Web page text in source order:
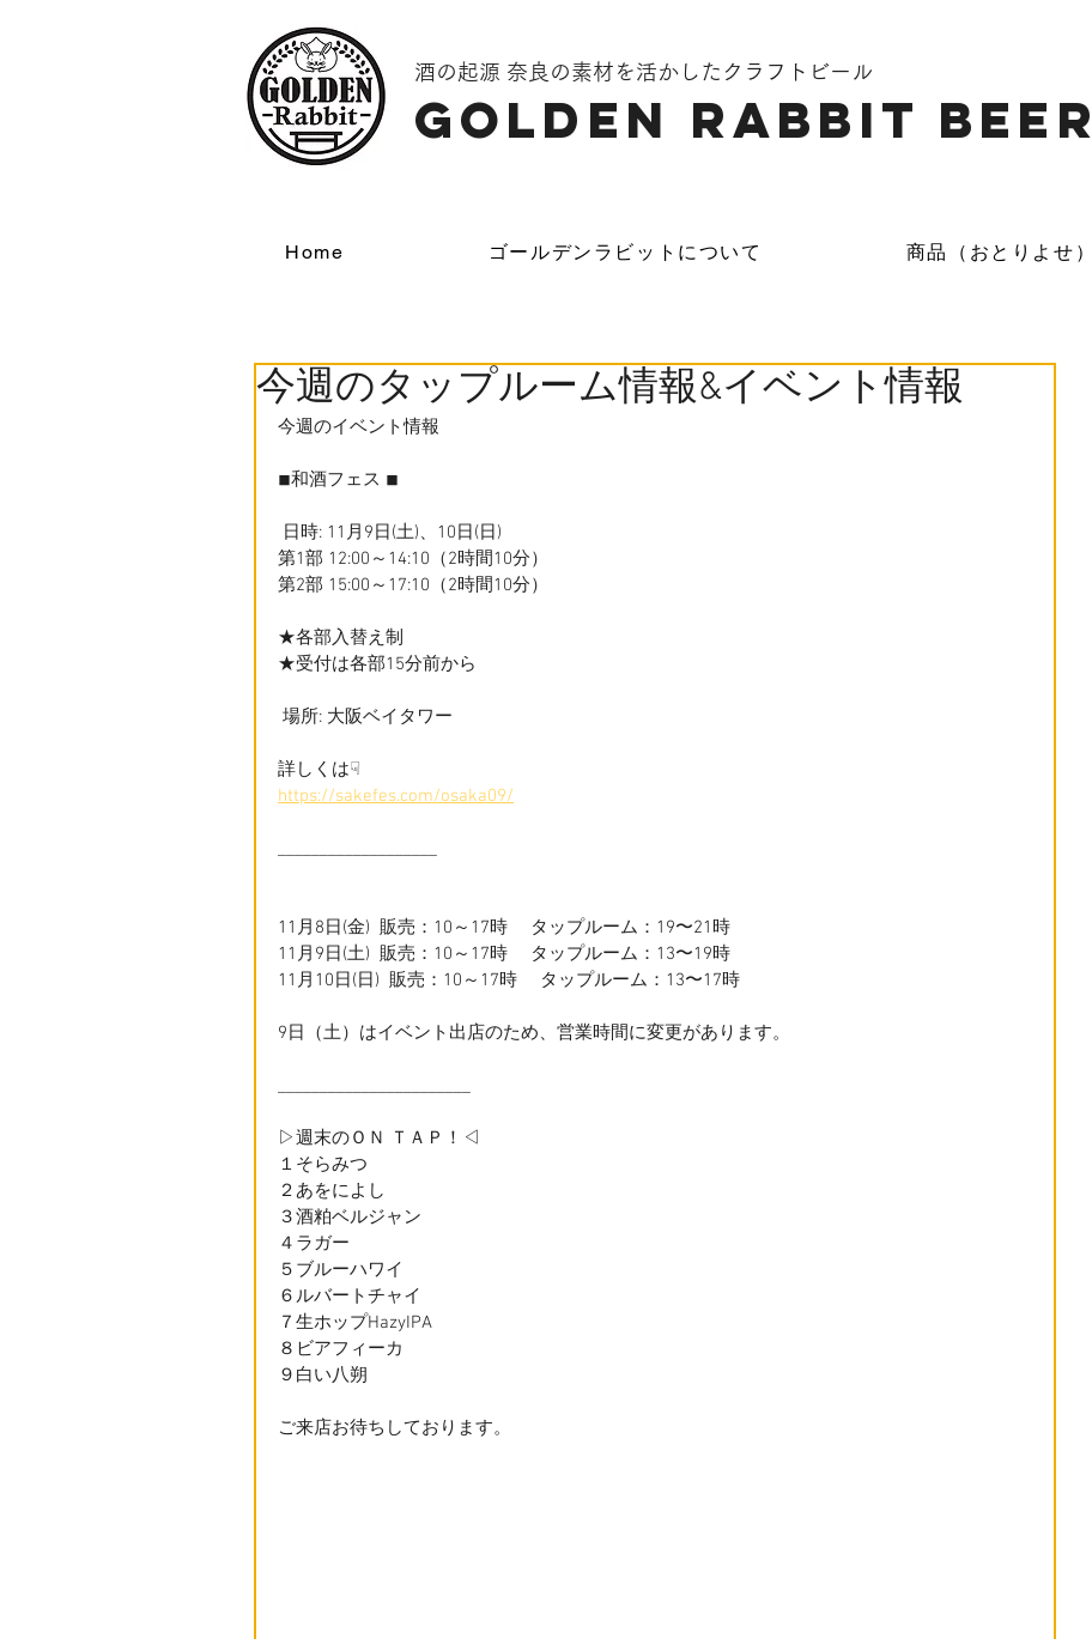
酒の起源 奈良の素材を活かしたクラフトビール
GOLDEN Rabbit Beer
Home ゴールデンラビットについて 商品（おとりよせ）
今週のタップルーム情報&イベント情報
今週のイベント情報
◾︎和酒フェス ◾︎
日時: 11月9日(土)、10日(日)
第1部 12:00～14:10（2時間10分）
第2部 15:00～17:10（2時間10分）
★各部入替え制
★受付は各部15分前から
場所: 大阪ベイタワー
詳しくは☟
https://sakefes.com/osaka09/
11月8日(金)  販売：10～17時　 タップルーム：19〜21時
11月9日(土)  販売：10～17時　 タップルーム：13〜19時
11月10日(日)  販売：10～17時　 タップルーム：13〜17時
9日（土）はイベント出店のため、営業時間に変更があります。
▷週末のＯＮ ＴＡＰ！◁
１そらみつ
２あをによし
３酒粕ベルジャン
４ラガー
５ブルーハワイ
６ルバートチャイ
７生ホップHazyIPA
８ビアフィーカ
９白い八朔
ご来店お待ちしております。